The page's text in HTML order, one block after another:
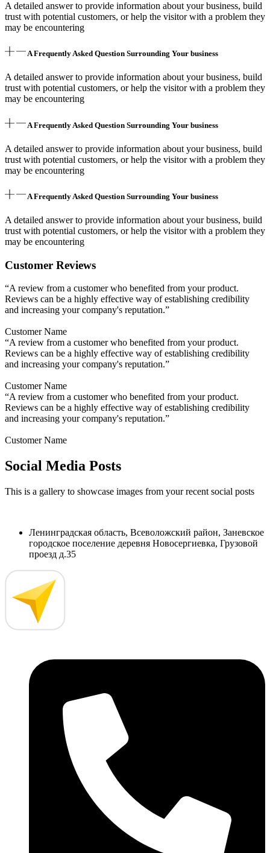
A detailed answer to provide information about your business, build
trust with potential customers, or help the visitor with a problem they
may be encountering
A Frequently Asked Question Surrounding Your business
A detailed answer to provide information about your business, build
trust with potential customers, or help the visitor with a problem they
may be encountering
A Frequently Asked Question Surrounding Your business
A detailed answer to provide information about your business, build
trust with potential customers, or help the visitor with a problem they
may be encountering
A Frequently Asked Question Surrounding Your business
A detailed answer to provide information about your business, build
trust with potential customers, or help the visitor with a problem they
may be encountering
Customer Reviews
“A review from a customer who benefited from your product.
Reviews can be a highly effective way of establishing credibility
and increasing your company's reputation.”
Customer Name
“A review from a customer who benefited from your product.
Reviews can be a highly effective way of establishing credibility
and increasing your company's reputation.”
Customer Name
“A review from a customer who benefited from your product.
Reviews can be a highly effective way of establishing credibility
and increasing your company's reputation.”
Customer Name
Social Media Posts
This is a gallery to showcase images from your recent social posts
Ленинградская область, Всеволожский район, Заневское
городское поселение деревня Новосергиевка, Грузовой
проезд д.35